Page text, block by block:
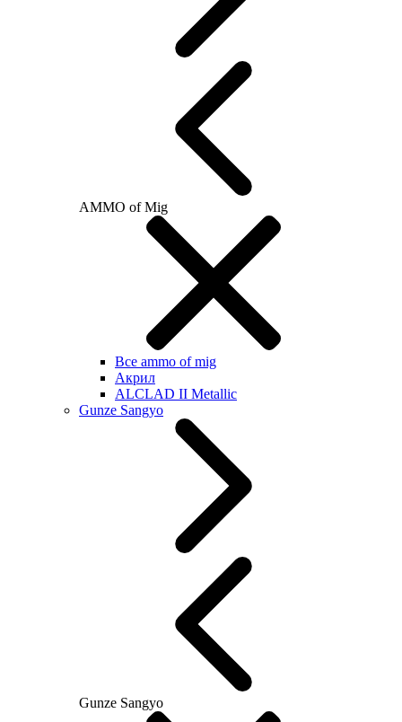
AMMO of Mig
Все ammo of mig
Акрил
ALCLAD II Metallic
Gunze Sangyo
Gunze Sangyo